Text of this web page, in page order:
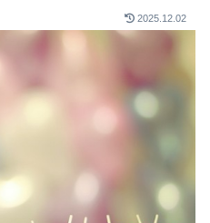
2025.12.02